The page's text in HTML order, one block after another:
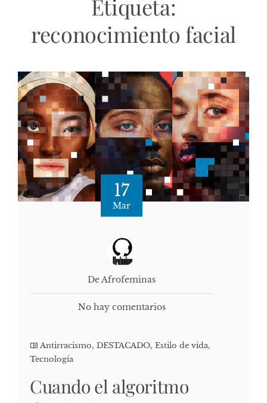
Etiqueta:
reconocimiento facial
17
Mar
De Afrofeminas
No hay comentarios
Antirracismo, DESTACADO, Estilo de vida,
Tecnología
Cuando el algoritmo